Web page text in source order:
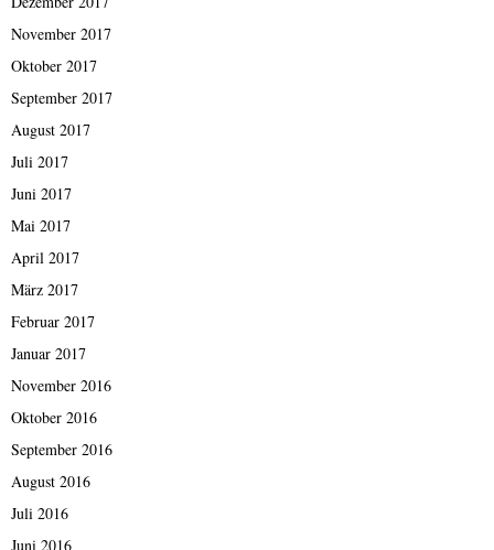
November 2017
Oktober 2017
September 2017
August 2017
Juli 2017
Juni 2017
Mai 2017
April 2017
März 2017
Februar 2017
Januar 2017
November 2016
Oktober 2016
September 2016
August 2016
Juli 2016
Juni 2016